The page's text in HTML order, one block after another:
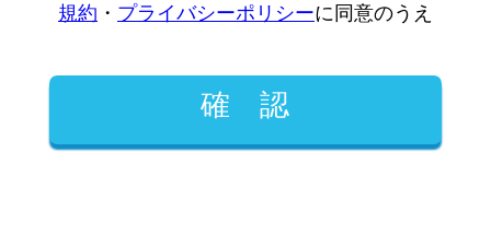
規約 ・ プライバシーポリシーに同意のうえ